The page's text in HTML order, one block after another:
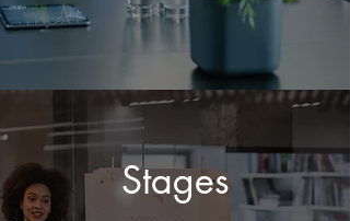
Stages